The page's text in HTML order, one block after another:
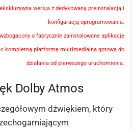
wersja z dedykowaną preinstalacją i
konfiguracją oprogramowania.
o fabrycznie zainstalowane aplikacje
kompletną platformę multimedialną gotową do
działania od pierwszego uruchomienia.
Dolby Atmos
dźwiękiem, który